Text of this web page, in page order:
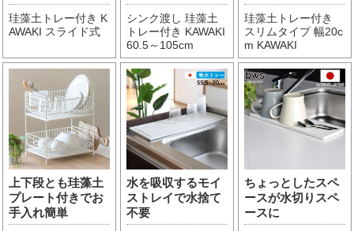
珪藻土トレー付き K
AWAKI スライド式
シンク渡し 珪藻土
トレー付き KAWAKI
60.5～105cm
珪藻土トレー付き
スリムタイプ 幅20c
m KAWAKI
上下段とも珪藻土
プレート付きでお
手入れ簡単
水を吸収するモイ
ストレイで水捨て
不要
ちょっとしたスペ
ースが水切りスペ
ースに